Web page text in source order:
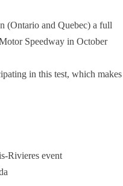
(Ontario and Quebec) a full
Speedway in October
in this test, which makes
Rivieres event